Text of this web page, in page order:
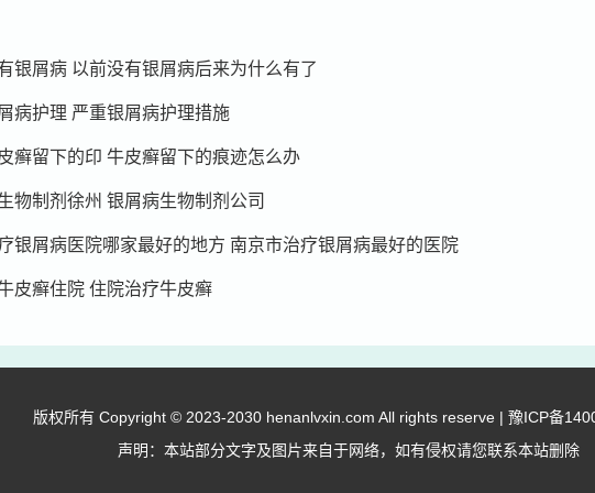
银屑病 以前没有银屑病后来为什么有了
病护理 严重银屑病护理措施
癣留下的印 牛皮癣留下的痕迹怎么办
物制剂徐州 银屑病生物制剂公司
银屑病医院哪家最好的地方 南京市治疗银屑病最好的医院
皮癣住院 住院治疗牛皮癣
版权所有 Copyright © 2023-2030 henanlvxin.com All rights reserve | 豫ICP备
声明：本站部分文字及图片来自于网络，如有侵权请您联系本站删除